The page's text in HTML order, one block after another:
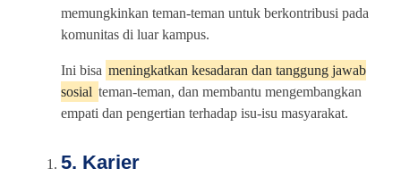
memungkinkan teman-teman untuk berkontribusi pada
komunitas di luar kampus.
Ini bisa meningkatkan kesadaran dan tanggung jawab
sosial teman-teman, dan membantu mengembangkan
empati dan pengertian terhadap isu-isu masyarakat.
5. Karier